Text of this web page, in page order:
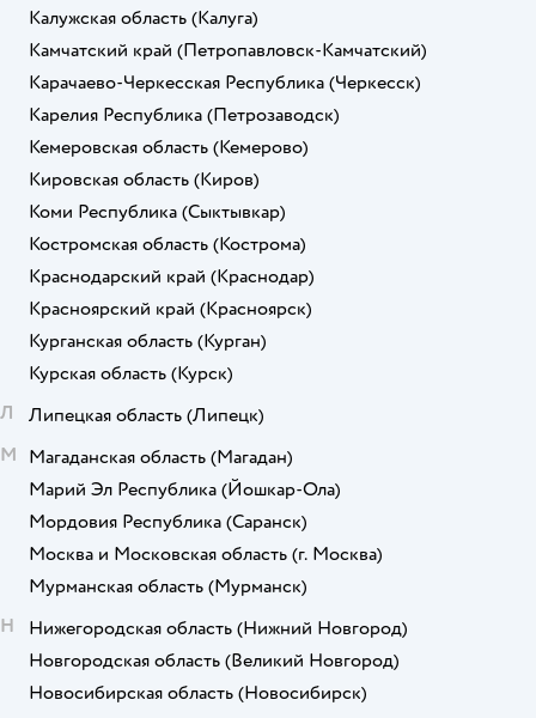
Калужская область (Калуга)
Камчатский край (Петропавловск-Камчатский)
Карачаево-Черкесская Республика (Черкесск)
Карелия Республика (Петрозаводск)
Кемеровская область (Кемерово)
Кировская область (Киров)
Коми Республика (Сыктывкар)
Костромская область (Кострома)
Краснодарский край (Краснодар)
Красноярский край (Красноярск)
Курганская область (Курган)
Курская область (Курск)
Л
Липецкая область (Липецк)
М Магаданская область (Магадан)
Марий Эл Республика (Йошкар-Ола)
Мордовия Республика (Саранск)
Москва и Московская область (г. Москва)
Мурманская область (Мурманск)
Н
Нижегородская область (Нижний Новгород)
Новгородская область (Великий Новгород)
Новосибирская область (Новосибирск)